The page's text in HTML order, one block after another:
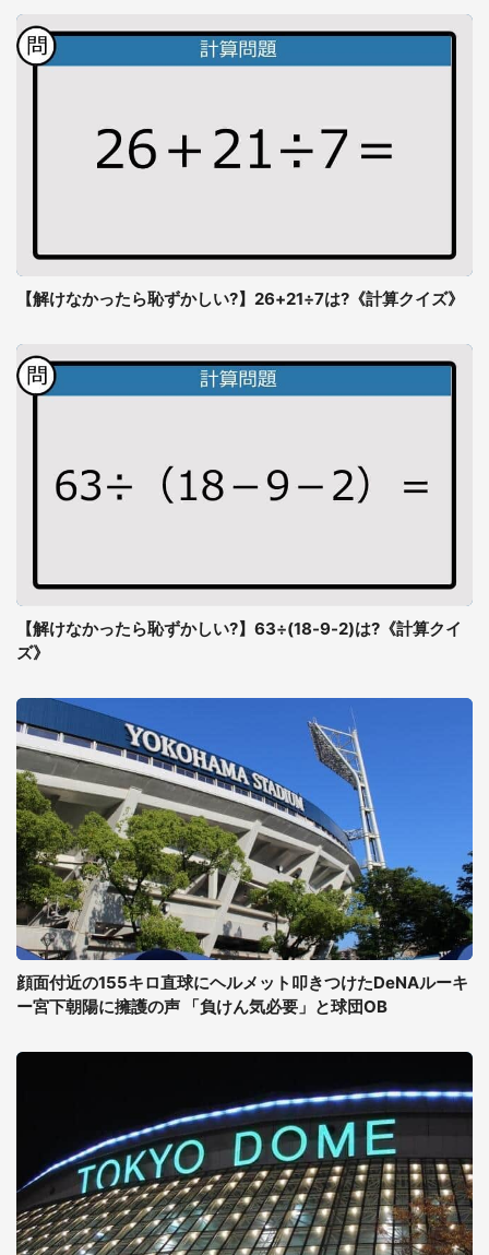
【解けなかったら恥ずかしい?】26+21÷7は?《計算クイズ》
【解けなかったら恥ずかしい?】63÷(18-9-2)は?《計算クイ
ズ》
顔面付近の155キロ直球にヘルメット叩きつけたDeNAルーキ
ー宮下朝陽に擁護の声 「負けん気必要」と球団OB